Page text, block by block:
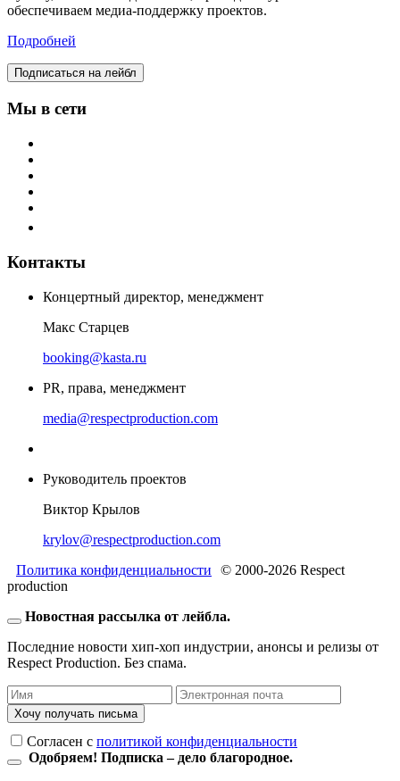
обеспечиваем медиа-поддержку проектов.
Подробней
Подписаться на лейбл
Мы в сети
Контакты
Концертный директор, менеджмент
Макс Старцев
booking@kasta.ru
PR, права, менеджмент
media@respectproduction.com
Руководитель проектов
Виктор Крылов
krylov@respectproduction.com
Политика конфиденциальности
© 2000-2026 Respect
production
Новостная рассылка от лейбла.
Последние новости хип-хоп индустрии, анонсы и релизы от
Respect Production. Без спама.
Хочу получать письма
Согласен c политикой конфиденциальности
Одобряем! Подписка – дело благородное.